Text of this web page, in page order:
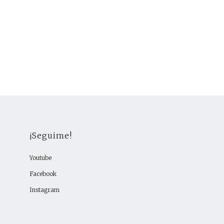
¡Seguime!
Youtube
Facebook
Instagram